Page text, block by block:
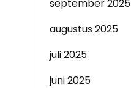
september 2025
augustus 2025
juli 2025
juni 2025